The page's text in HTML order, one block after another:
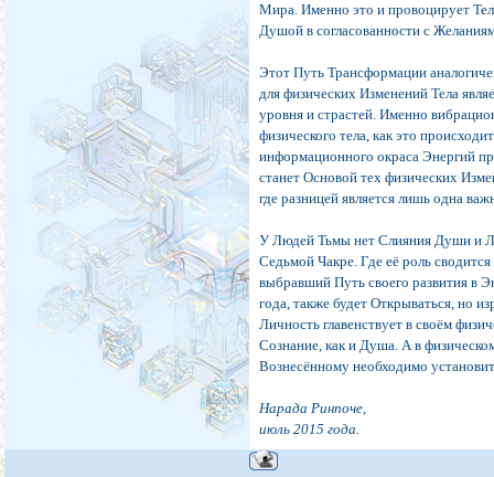
Мира. Именно это и провоцирует
Душой в согласованности с
Этот Путь Трансформации
для физических Изменений Тела
уровня и страстей. Именно
физического тела, как это
информационного окраса Энергий
станет Основой тех физических
где разницей является лишь одна
У Людей Тьмы нет Слияния Души и
Седьмой Чакре. Где её роль
выбравший Путь своего развития в
года, также будет Открываться, но
Личность главенствует в своём
Сознание, как и Душа. А в
Вознесённому необходимо
Нарада Ринпоче,
июль 2015 года.